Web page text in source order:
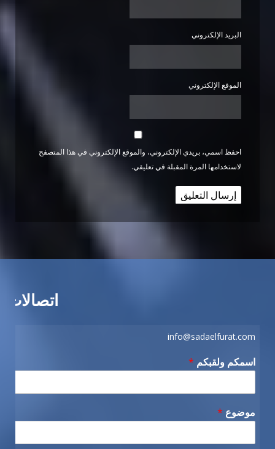
البريد الإلكتروني
الموقع الإلكتروني
احفظ اسمي، بريدي الإلكتروني، والموقع الإلكتروني في هذا المتصفح
لاستخدامها المرة المقبلة في تعليقي.
اتصالات
info@sadaelfurat.com
اسمكم ولقبكم *
موضوع *